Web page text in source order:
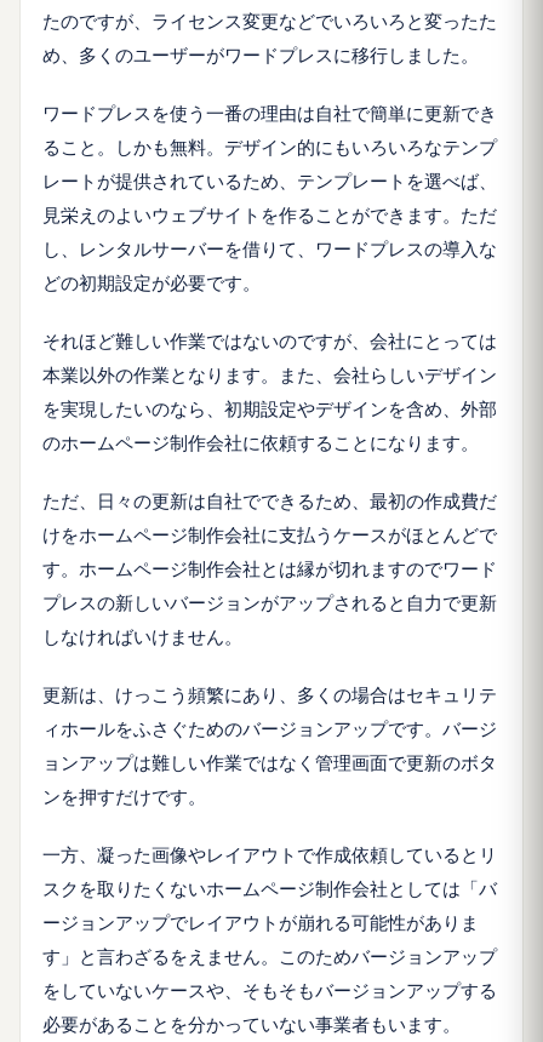
たのですが、ライセンス変更などでいろいろと変ったた
め、多くのユーザーがワードプレスに移行しました。
ワードプレスを使う一番の理由は自社で簡単に更新でき
ること。しかも無料。デザイン的にもいろいろなテンプ
レートが提供されているため、テンプレートを選べば、
見栄えのよいウェブサイトを作ることができます。ただ
し、レンタルサーバーを借りて、ワードプレスの導入な
どの初期設定が必要です。
それほど難しい作業ではないのですが、会社にとっては
本業以外の作業となります。また、会社らしいデザイン
を実現したいのなら、初期設定やデザインを含め、外部
のホームページ制作会社に依頼することになります。
ただ、日々の更新は自社でできるため、最初の作成費だ
けをホームページ制作会社に支払うケースがほとんどで
す。ホームページ制作会社とは縁が切れますのでワード
プレスの新しいバージョンがアップされると自力で更新
しなければいけません。
更新は、けっこう頻繁にあり、多くの場合はセキュリテ
ィホールをふさぐためのバージョンアップです。バージ
ョンアップは難しい作業ではなく管理画面で更新のボタ
ンを押すだけです。
一方、凝った画像やレイアウトで作成依頼しているとリ
スクを取りたくないホームページ制作会社としては「バ
ージョンアップでレイアウトが崩れる可能性がありま
す」と言わざるをえません。このためバージョンアップ
をしていないケースや、そもそもバージョンアップする
必要があることを分かっていない事業者もいます。